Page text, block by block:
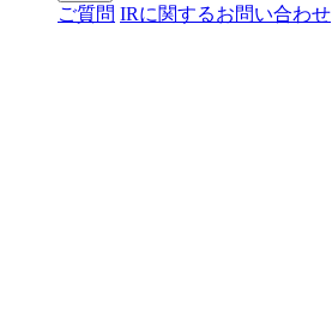
ご質問 IRに関するお問い合わせ